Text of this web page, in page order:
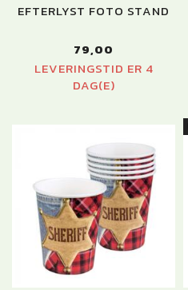
EFTERLYST FOTO STAND
79,00
LEVERINGSTID ER 4
DAG(E)